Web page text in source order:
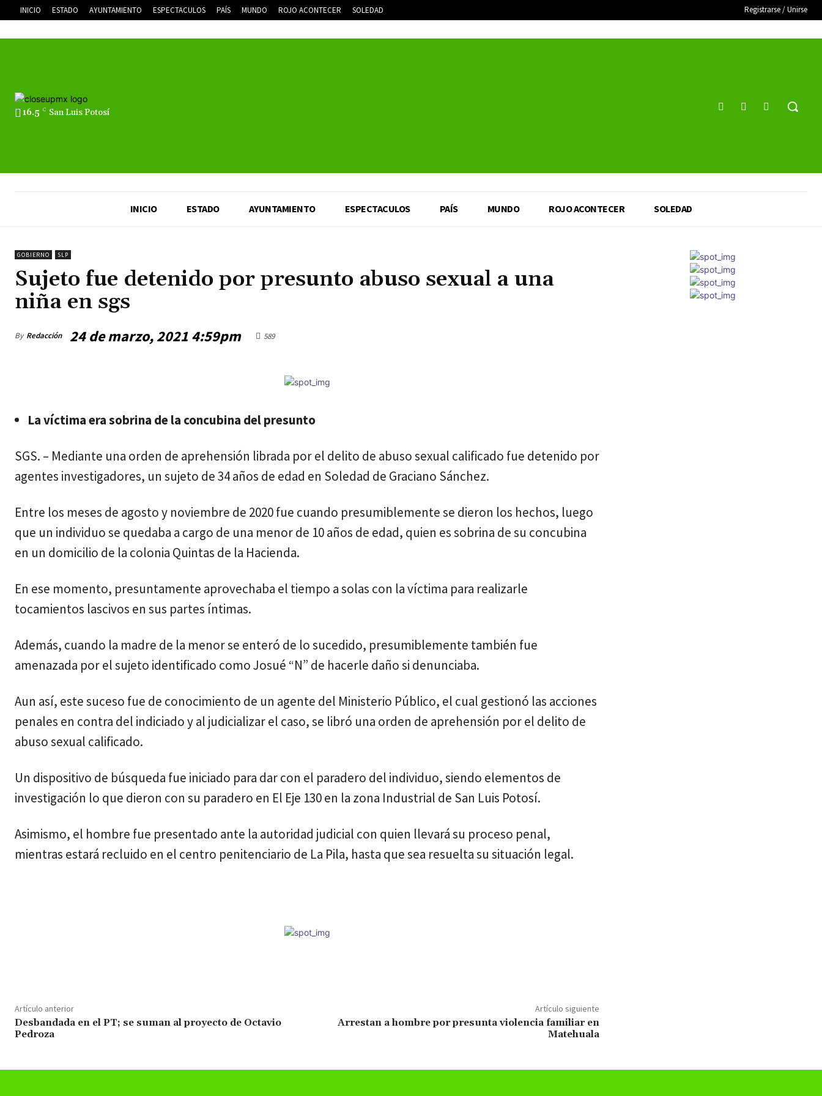
INICIO ESTADO AYUNTAMIENTO ESPECTACULOS PAÍS MUNDO ROJO ACONTECER SOLEDAD Registrarse / Unirse
16.5 C San Luis Potosí
INICIO ESTADO AYUNTAMIENTO ESPECTACULOS PAÍS MUNDO ROJO ACONTECER SOLEDAD
GOBIERNO SLP
Sujeto fue detenido por presunto abuso sexual a una
niña en sgs
By Redacción 24 de marzo, 2021 4:59pm 589
La víctima era sobrina de la concubina del presunto
SGS. – Mediante una orden de aprehensión librada por el delito de abuso sexual calificado fue detenido por
agentes investigadores, un sujeto de 34 años de edad en Soledad de Graciano Sánchez.
Entre los meses de agosto y noviembre de 2020 fue cuando presumiblemente se dieron los hechos, luego
que un individuo se quedaba a cargo de una menor de 10 años de edad, quien es sobrina de su concubina
en un domicilio de la colonia Quintas de la Hacienda.
En ese momento, presuntamente aprovechaba el tiempo a solas con la víctima para realizarle
tocamientos lascivos en sus partes íntimas.
Además, cuando la madre de la menor se enteró de lo sucedido, presumiblemente también fue
amenazada por el sujeto identificado como Josué “N” de hacerle daño si denunciaba.
Aun así, este suceso fue de conocimiento de un agente del Ministerio Público, el cual gestionó las acciones
penales en contra del indiciado y al judicializar el caso, se libró una orden de aprehensión por el delito de
abuso sexual calificado.
Un dispositivo de búsqueda fue iniciado para dar con el paradero del individuo, siendo elementos de
investigación lo que dieron con su paradero en El Eje 130 en la zona Industrial de San Luis Potosí.
Asimismo, el hombre fue presentado ante la autoridad judicial con quien llevará su proceso penal,
mientras estará recluido en el centro penitenciario de La Pila, hasta que sea resuelta su situación legal.
Artículo anterior
Desbandada en el PT; se suman al proyecto de Octavio
Pedroza
Artículo siguiente
Arrestan a hombre por presunta violencia familiar en
Matehuala